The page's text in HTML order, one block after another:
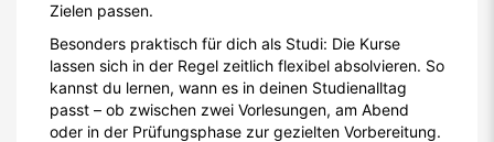
Zielen passen.
Besonders praktisch für dich als Studi: Die Kurse
lassen sich in der Regel zeitlich flexibel absolvieren. So
kannst du lernen, wann es in deinen Studienalltag
passt – ob zwischen zwei Vorlesungen, am Abend
oder in der Prüfungsphase zur gezielten Vorbereitung.